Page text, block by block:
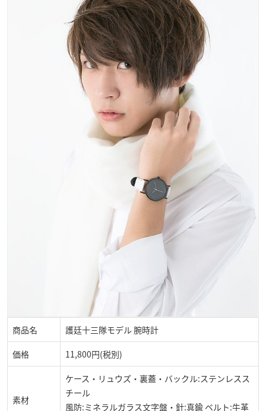
商品名 護廷十三隊モデル 腕時計
価格 11,800円(税別)
素材
ケース・リュウズ・裏蓋・バックル:ステンレスス
チール
風防:ミネラルガラス文字盤・針:真鍮 ベルト:牛革